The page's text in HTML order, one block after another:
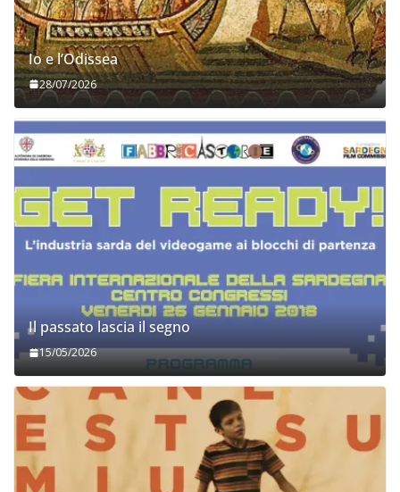
Io e l’Odissea
28/07/2026
Il passato lascia il segno
15/05/2026